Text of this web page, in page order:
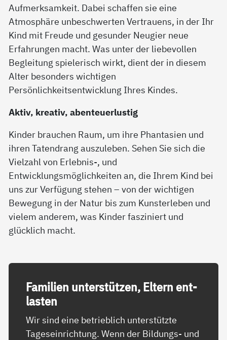
Aufmerksamkeit. Dabei schaffen sie eine
Atmosphäre unbeschwerten Vertrauens, in der Ihr
Kind mit Freude und gesunder Neugier neue
Erfahrungen macht. Was unter der liebevollen
Begleitung spielerisch wirkt, dient der in diesem
Alter besonders wichtigen
Persönlichkeitsentwicklung Ihres Kindes.
Aktiv, kreativ, abenteuerlustig
Kinder brauchen Raum, um ihre Phantasien und
ihren Tatendrang auszuleben. Sehen Sie sich die
Vielzahl von Erlebnis-, und
Entwicklungsmöglichkeiten an, die Ihrem Kind bei
uns zur Verfügung stehen – von der wichtigen
Bewegung in der Natur bis zum Kunsterleben und
vielem anderem, was Kinder fasziniert und
glücklich macht.
Fa­mi­li­en un­ter­stüt­zen, El­tern ent­
las­ten
Wir sind eine betrieblich unterstützte
Tageseinrichtung. Wenn der Bildungs- und